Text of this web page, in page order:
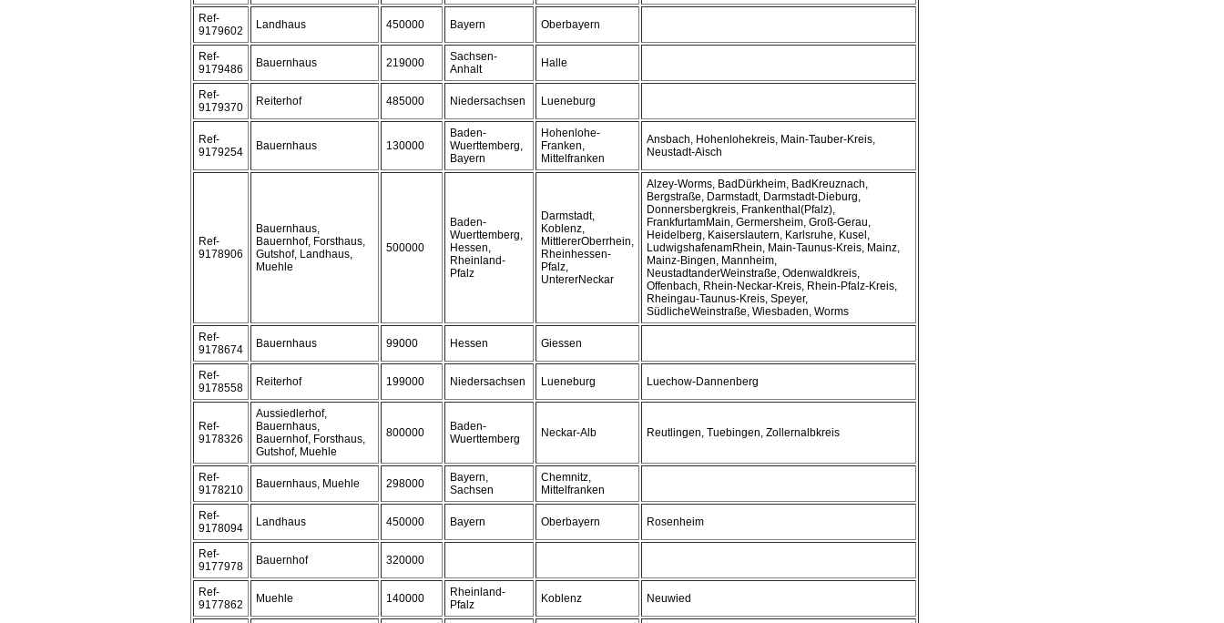
Ref-
9179602
Landhaus 450000 Bayern Oberbayern
Ref-
9179486
Bauernhaus 219000
Sachsen-
Anhalt
Halle
Ref-
9179370
Reiterhof 485000 Niedersachsen Lueneburg
Ref-
9179254
Bauernhaus 130000
Baden-
Wuerttemberg,
Bayern
Hohenlohe-
Franken,
Mittelfranken
Ansbach, Hohenlohekreis, Main-Tauber-Kreis,
Neustadt-Aisch
Ref-
9178906
Bauernhaus,
Bauernhof, Forsthaus,
Gutshof, Landhaus,
Muehle
500000
Baden-
Wuerttemberg,
Hessen,
Rheinland-
Pfalz
Darmstadt,
Koblenz,
MittlererOberrhein,
Rheinhessen-
Pfalz,
UntererNeckar
Alzey-Worms, BadDürkheim, BadKreuznach,
Bergstraße, Darmstadt, Darmstadt-Dieburg,
Donnersbergkreis, Frankenthal(Pfalz),
FrankfurtamMain, Germersheim, Groß-Gerau,
Heidelberg, Kaiserslautern, Karlsruhe, Kusel,
LudwigshafenamRhein, Main-Taunus-Kreis, Mainz,
Mainz-Bingen, Mannheim,
NeustadtanderWeinstraße, Odenwaldkreis,
Offenbach, Rhein-Neckar-Kreis, Rhein-Pfalz-Kreis,
Rheingau-Taunus-Kreis, Speyer,
SüdlicheWeinstraße, Wiesbaden, Worms
Ref-
9178674
Bauernhaus 99000 Hessen Giessen
Ref-
9178558
Reiterhof 199000 Niedersachsen Lueneburg Luechow-Dannenberg
Ref-
9178326
Aussiedlerhof,
Bauernhaus,
Bauernhof, Forsthaus,
Gutshof, Muehle
800000
Baden-
Wuerttemberg
Neckar-Alb Reutlingen, Tuebingen, Zollernalbkreis
Ref-
9178210
Bauernhaus, Muehle 298000
Bayern,
Sachsen
Chemnitz,
Mittelfranken
Ref-
9178094
Landhaus 450000 Bayern Oberbayern Rosenheim
Ref-
9177978
Bauernhof 320000
Ref-
9177862
Muehle 140000
Rheinland-
Pfalz
Koblenz Neuwied